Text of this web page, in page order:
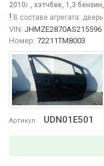
Артикул UDN01E501
2010г., хэтчбек, 1,3
! В составе агрегата:
VIN: JHMZE2870AS215596
Номер: 72211TM8003